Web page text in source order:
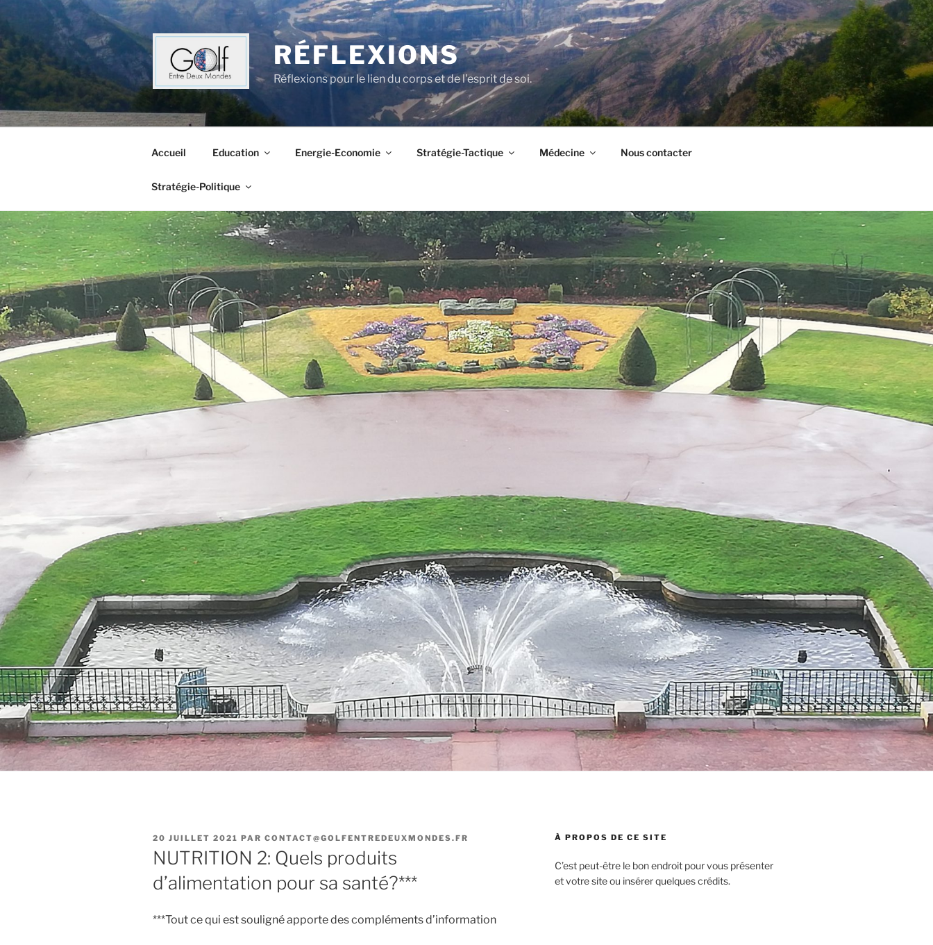
au
contenu
principal
RÉFLEXIONS
Réflexions pour le lien du corps et de l'esprit de soi.
Accueil Education Energie-Economie Stratégie-Tactique Médecine Nous contacter
Stratégie-Politique
PUBLIÉ
LE
20 JUILLET 2021 PAR CONTACT@GOLFENTREDEUXMONDES.FR
NUTRITION 2: Quels produits
d’alimentation pour sa santé?***
***Tout ce qui est souligné apporte des compléments d’information
À PROPOS DE CE SITE
C’est peut-être le bon endroit pour vous présenter
et votre site ou insérer quelques crédits.